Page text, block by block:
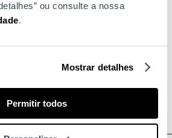
ou consulte a nossa
.
Mostrar detalhes
Permitir todos